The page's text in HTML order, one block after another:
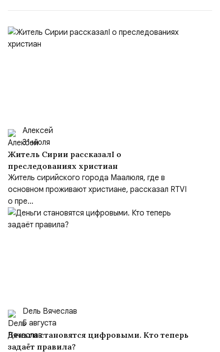
Алексей
31 июля
Житель Сирии рассказалI о
преследованиях христиан
Житель сирийского города Маалюля, где в
основном проживают христиане, рассказал RTVI
о пре...
Dель Вячеслав
5 августа
Деньги становятся цифровыми. Кто теперь
задаёт правила?